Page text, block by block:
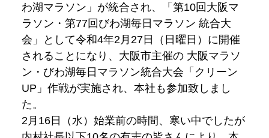
わ湖マラソン」が統合され、「第10回大阪マ
ラソン・第77回びわ湖毎日マラソン 統合大
会」として令和4年2月27日（日曜日）に開催
されることになり、大阪市主催の 大阪マラソ
ン・びわ湖毎日マラソン統合大会「クリーン
UP」作戦が実施され、本社も参加致しまし
た。
2月16日（水）始業前の時間、寒い中でしたが